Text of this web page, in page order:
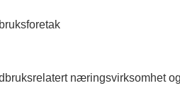
næringsvirksomhet